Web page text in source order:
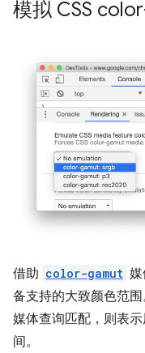
模拟 CSS
借助 color-gamut
备支持的大致颜色范
媒体查询匹配，则表
间。